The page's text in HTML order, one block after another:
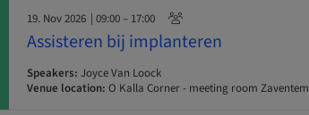
19. Nov 2026 | 09:00 – 17:00
Assisteren bij implanteren
Speakers: Joyce Van Loock
Venue location: O Kalla Corner - meeting room Zaventem